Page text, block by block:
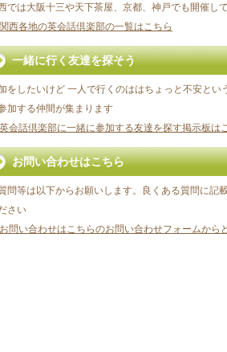
では大阪十三や天下茶屋、京都、神戸でも開催して
西各地の英会話倶楽部の一覧はこちら
一緒に行く友達を探そう
をしたいけど 一人で行くのははちょっと不安と
加する仲間が集まります
会話倶楽部に一緒に参加する友達を探す掲示板は
お問い合わせはこちら
問等は以下からお願いします。良くある質問に記
さい
問い合わせはこちらのお問い合わせフォームから